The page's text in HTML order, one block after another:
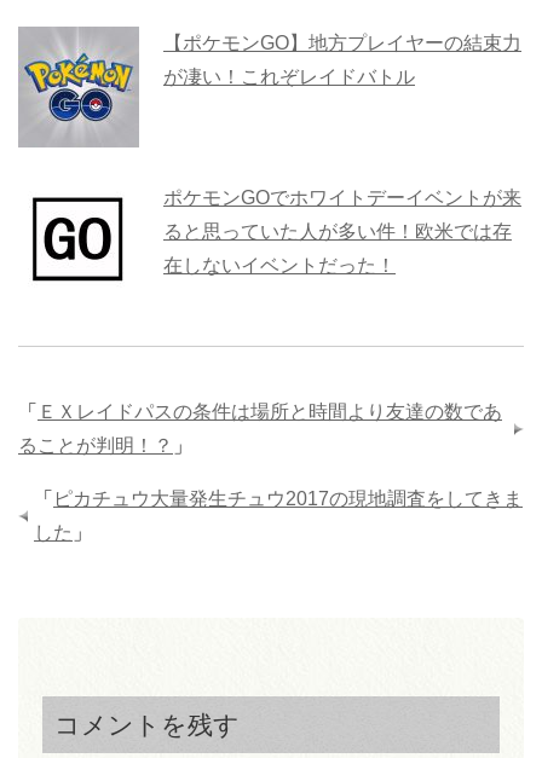
【ポケモンGO】地方プレイヤーの結束力
が凄い！これぞレイドバトル
ポケモンGOでホワイトデーイベントが来
ると思っていた人が多い件！欧米では存
在しないイベントだった！
「 ＥＸレイドパスの条件は場所と時間より友達の数であ
ることが判明！？ 」
「 ピカチュウ大量発生チュウ2017の現地調査をしてきま
した 」
コメントを残す